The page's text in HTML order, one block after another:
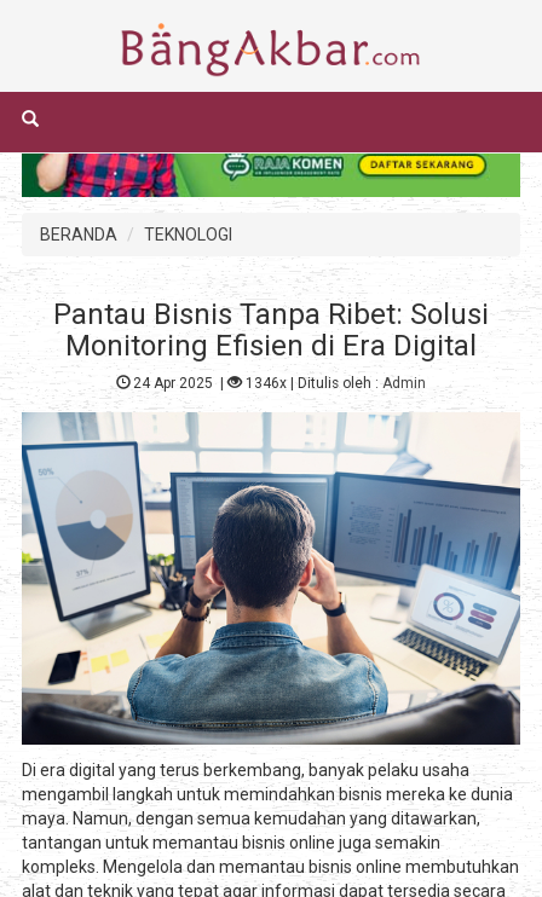
BERANDA TEKNOLOGI
Pantau Bisnis Tanpa Ribet: Solusi
Monitoring Efisien di Era Digital
24 Apr 2025 | 1346x | Ditulis oleh :Admin
Di era digital yang terus berkembang, banyak pelaku usaha
mengambil langkah untuk memindahkan bisnis mereka ke dunia
maya. Namun, dengan semua kemudahan yang ditawarkan,
tantangan untuk memantau bisnis online juga semakin
kompleks. Mengelola dan memantau bisnis online membutuhkan
alat dan teknik yang tepat agar informasi dapat tersedia secara